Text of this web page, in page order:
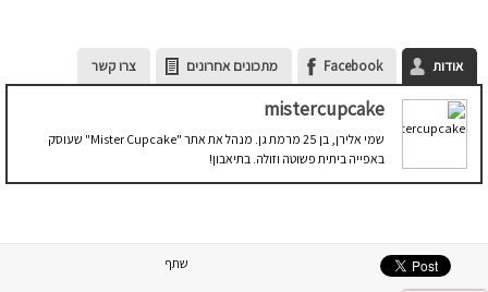
אודות Facebook מתכונים אחרונים צרו קשר
mistercupcake
שמי אלירן, בן 25 מרמת גן. מנהל את אתר "Mister Cupcake" שעוסק
באפייה ביתית פשוטה וזולה. בתיאבון!
שתף